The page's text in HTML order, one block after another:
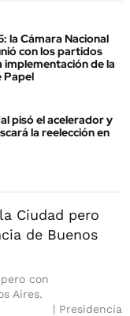
la Cámara Nacional
con los partidos
implementación de la
Papel
pisó el acelerador y
la reelección en
con
Aires.
Presidencia